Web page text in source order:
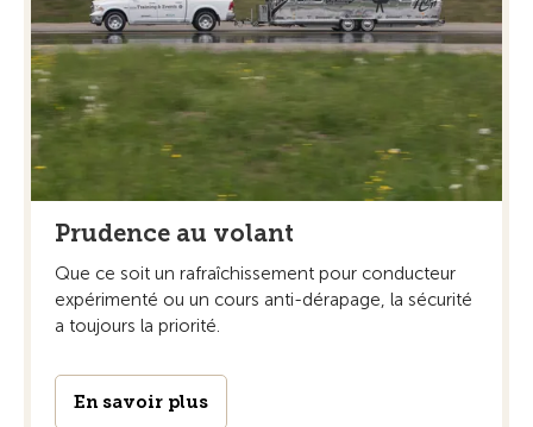
Prudence au volant
Que ce soit un rafraîchissement pour conducteur
expérimenté ou un cours anti-dérapage, la sécurité
a toujours la priorité.
En savoir plus